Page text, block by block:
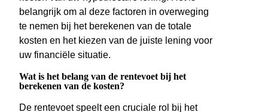
belangrijk om al deze factoren in overweging
te nemen bij het berekenen van de totale
kosten en het kiezen van de juiste lening voor
uw financiële situatie.
Wat is het belang van de rentevoet bij het
berekenen van de kosten?
De rentevoet speelt een cruciale rol bij het